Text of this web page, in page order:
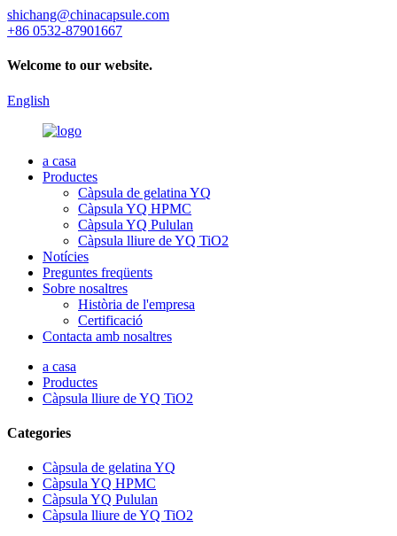
shichang@chinacapsule.com
+86 0532-87901667
Welcome to our website.
English
a casa
Productes
Càpsula de gelatina YQ
Càpsula YQ HPMC
Càpsula YQ Pululan
Càpsula lliure de YQ TiO2
Notícies
Preguntes freqüents
Sobre nosaltres
Història de l'empresa
Certificació
Contacta amb nosaltres
a casa
Productes
Càpsula lliure de YQ TiO2
Categories
Càpsula de gelatina YQ
Càpsula YQ HPMC
Càpsula YQ Pululan
Càpsula lliure de YQ TiO2